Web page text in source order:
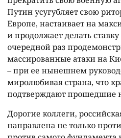
Путин усугубляет свою
Европе, настаивает на
и продолжает делать
очередной раз
массированные атаки на
– при ее нынешнем
миролюбивая страна, что
подтверждают прошедшие
Дорогие коллеги,
направлена не только